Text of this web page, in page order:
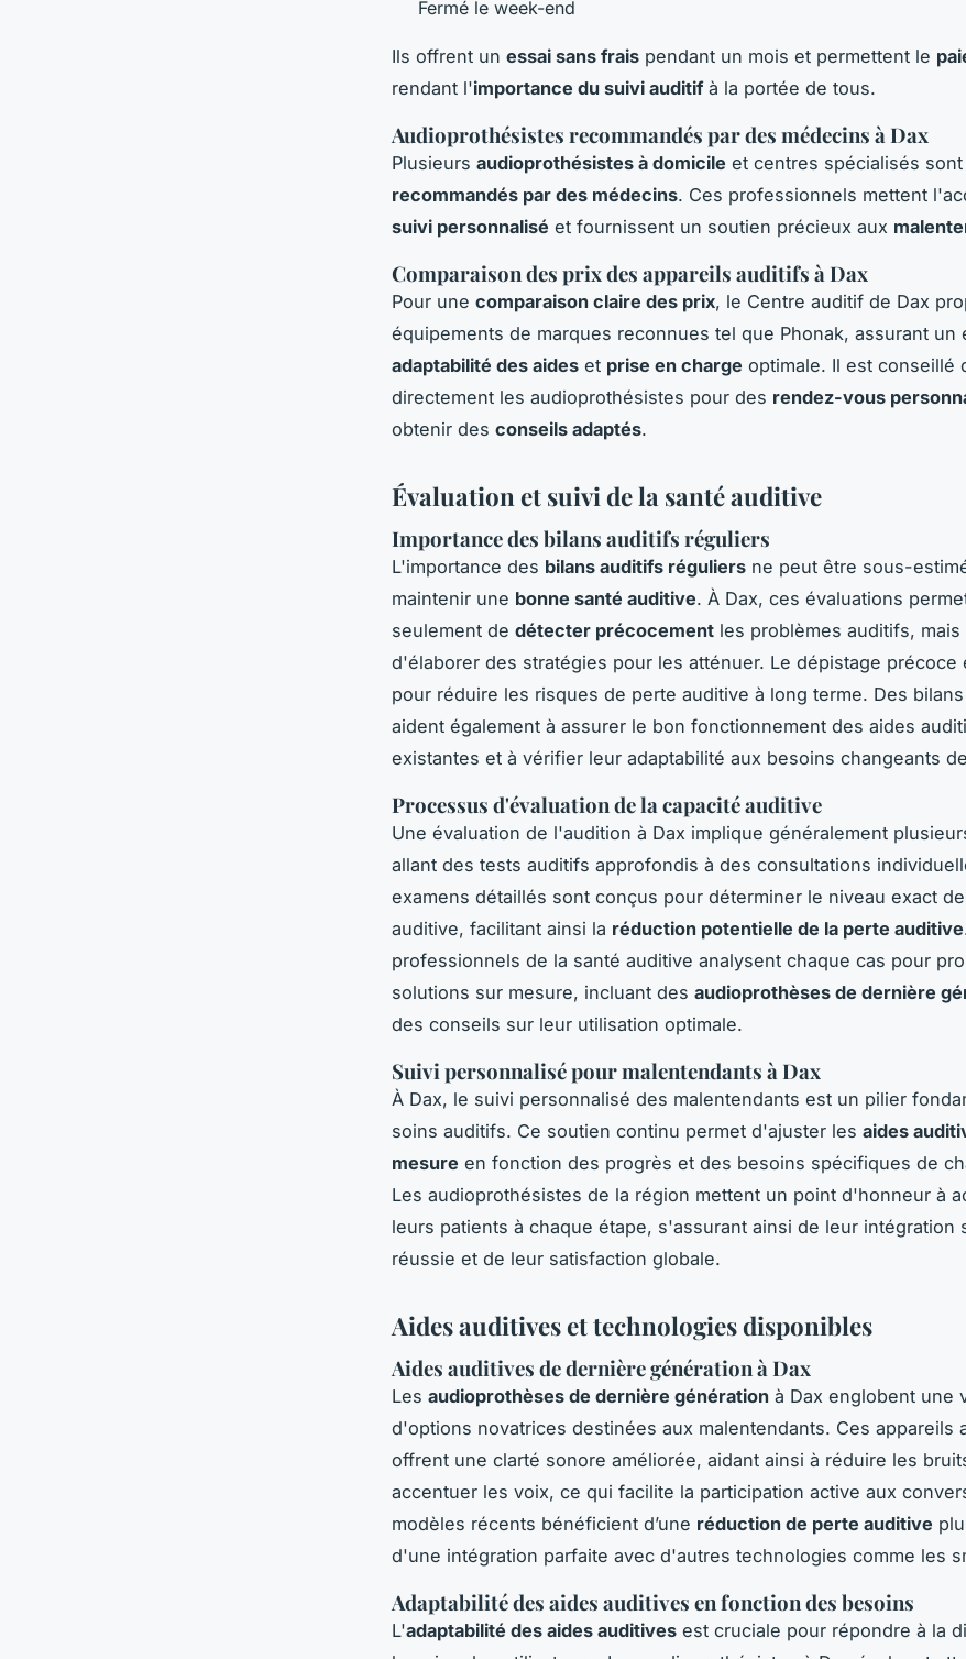
Fermé le week-end
Ils offrent un essai sans frais pendant un mois et permettent le
rendant l'importance du suivi auditifà la portée de tous.
Audioprothésistes recommandés par des médecins à Dax
Plusieurs audioprothésistes à domicile et centres spécialisés sont
recommandés par des médecins. Ces professionnels mettent
suivi personnalisé et fournissent un soutien précieux aux
Comparaison des prix des appareils auditifs à Dax
Pour une comparaison claire des prix, le Centre auditif de Dax
équipements de marques reconnues tel que Phonak, assurant un
adaptabilité des aides et prise en charge optimale. Il est conseillé
directement les audioprothésistes pour des rendez-vous
obtenir des conseils adaptés.
Évaluation et suivi de la santé auditive
Importance des bilans auditifs réguliers
L'importance des bilans auditifs réguliers ne peut être sous-
maintenir une bonne santé auditive. À Dax, ces évaluations
seulement de détecter précocement les problèmes auditifs, mais
d'élaborer des stratégies pour les atténuer. Le dépistage précoce
pour réduire les risques de perte auditive à long terme. Des
aident également à assurer le bon fonctionnement des aides
existantes et à vérifier leur adaptabilité aux besoins changeants
Processus d'évaluation de la capacité auditive
Une évaluation de l'audition à Dax implique généralement
allant des tests auditifs approfondis à des consultations
examens détaillés sont conçus pour déterminer le niveau exact
auditive, facilitant ainsi la réduction potentielle de la perte auditive
professionnels de la santé auditive analysent chaque cas pour
solutions sur mesure, incluant des audioprothèses de dernière
des conseils sur leur utilisation optimale.
Suivi personnalisé pour malentendants à Dax
À Dax, le suivi personnalisé des malentendants est un pilier
soins auditifs. Ce soutien continu permet d'ajuster les aides
mesure en fonction des progrès et des besoins spécifiques de
Les audioprothésistes de la région mettent un point d'honneur à
leurs patients à chaque étape, s'assurant ainsi de leur intégration
réussie et de leur satisfaction globale.
Aides auditives et technologies disponibles
Aides auditives de dernière génération à Dax
Les audioprothèses de dernière génération à Dax englobent une
d'options novatrices destinées aux malentendants. Ces appareils
offrent une clarté sonore améliorée, aidant ainsi à réduire les
accentuer les voix, ce qui facilite la participation active aux
modèles récents bénéficient d’une réduction de perte auditive
d'une intégration parfaite avec d'autres technologies comme les
Adaptabilité des aides auditives en fonction des besoins
L'adaptabilité des aides auditives est cruciale pour répondre à la